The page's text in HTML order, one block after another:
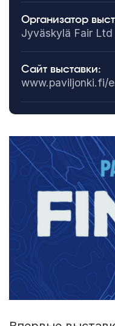
Организатор
Jyväskylä Fair Ltd
Сайт выставки:
www.paviljonki.fi/